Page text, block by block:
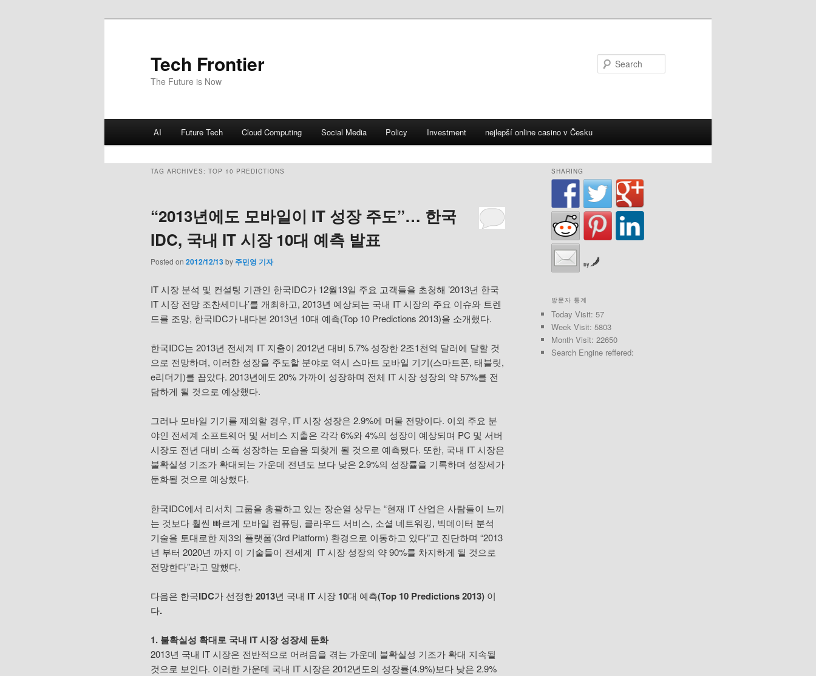
Tech Frontier
The Future is Now
Skip to primary content
Skip to secondary content
AI Future Tech Cloud Computing Social Media Policy Investment nejlepší online casino v Česku
TAG ARCHIVES: TOP 10 PREDICTIONS
“2013년에도 모바일이 IT 성장 주도”… 한국
IDC, 국내 IT 시장 10대 예측 발표
Posted on 2012/12/13by 주민영 기자
IT 시장 분석 및 컨설팅 기관인 한국IDC가 12월13일 주요 고객들을 초청해 ’2013년 한국
IT 시장 전망 조찬세미나’를 개최하고, 2013년 예상되는 국내 IT 시장의 주요 이슈와 트렌
드를 조망, 한국IDC가 내다본 2013년 10대 예측(Top 10 Predictions 2013)을 소개했다.
한국IDC는 2013년 전세계 IT 지출이 2012년 대비 5.7% 성장한 2조1천억 달러에 달할 것
으로 전망하며, 이러한 성장을 주도할 분야로 역시 스마트 모바일 기기(스마트폰, 태블릿,
e리더기)를 꼽았다. 2013년에도 20% 가까이 성장하며 전체 IT 시장 성장의 약 57%를 전
담하게 될 것으로 예상했다.
그러나 모바일 기기를 제외할 경우, IT 시장 성장은 2.9%에 머물 전망이다. 이외 주요 분
야인 전세계 소프트웨어 및 서비스 지출은 각각 6%와 4%의 성장이 예상되며 PC 및 서버
시장도 전년 대비 소폭 성장하는 모습을 되찾게 될 것으로 예측됐다. 또한, 국내 IT 시장은
불확실성 기조가 확대되는 가운데 전년도 보다 낮은 2.9%의 성장률을 기록하며 성장세가
둔화될 것으로 예상했다.
한국IDC에서 리서치 그룹을 총괄하고 있는 장순열 상무는 “현재 IT 산업은 사람들이 느끼
는 것보다 훨씬 빠르게 모바일 컴퓨팅, 클라우드 서비스, 소셜 네트워킹, 빅데이터 분석
기술을 토대로한 제3의 플랫폼’(3rd Platform) 환경으로 이동하고 있다”고 진단하며 “2013
년 부터 2020년 까지 이 기술들이 전세계 IT 시장 성장의 약 90%를 차지하게 될 것으로
전망한다”라고 말했다.
다음은 한국IDC가 선정한2013년 국내 IT시장 10대 예측(Top 10 Predictions 2013) 이
다.
1. 불확실성 확대로 국내 IT 시장 성장세 둔화
2013년 국내 IT 시장은 전반적으로 어려움을 겪는 가운데 불확실성 기조가 확대 지속될
것으로 보인다. 이러한 가운데 국내 IT 시장은 2012년도의 성장률(4.9%)보다 낮은 2.9%
SHARING
by
방문자 통계
Today Visit: 57
Week Visit: 5803
Month Visit: 22650
Search Engine reffered: